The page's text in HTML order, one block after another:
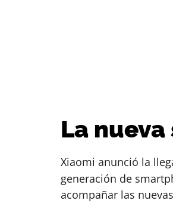
La
Xiaomi anunció la
generación de
acompañar las